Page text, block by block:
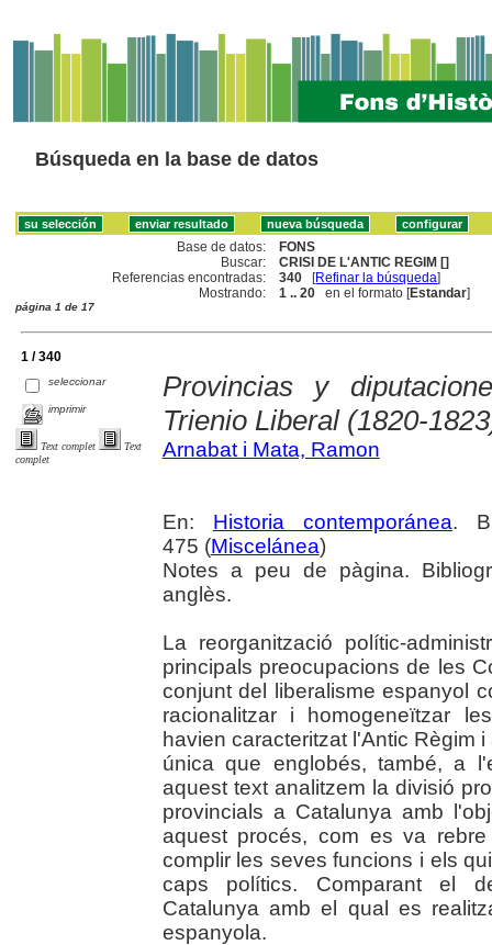
Búsqueda en la base de datos
Base de datos:
FONS
Buscar:
CRISI DE L'ANTIC REGIM []
Referencias encontradas:
340 [Refinar la búsqueda]
Mostrando:
1 .. 20 en el formato [Estandar]
página 1 de 17
1 / 340
seleccionar
imprimir
Text complet
Text
complet
Provincias y
Trienio Liberal (1820-
Arnabat i Mata, Ramon
En: Historia contemporánea.
475 (Miscelánea)
Notes a peu de pàgina.
anglès.
La reorganització polític-
principals preocupacions de les
conjunt del liberalisme espanyol
racionalitzar i homogeneïtzar
havien caracteritzat l'Antic Règim
única que englobés, també, a
aquest text analitzem la divisió
provincials a Catalunya amb
aquest procés, com es va
complir les seves funcions i els
caps polítics. Comparant el
Catalunya amb el qual es
espanyola.